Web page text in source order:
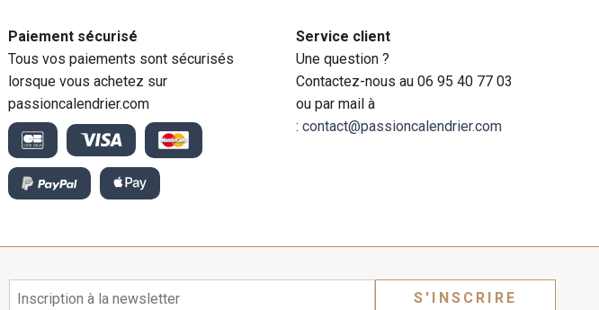
Paiement sécurisé
Tous vos paiements sont sécurisés
lorsque vous achetez sur
passioncalendrier.com
Service client
Une question ?
Contactez-nous au 06 95 40 77 03
ou par mail à
: contact@passioncalendrier.com
S'INSCRIRE